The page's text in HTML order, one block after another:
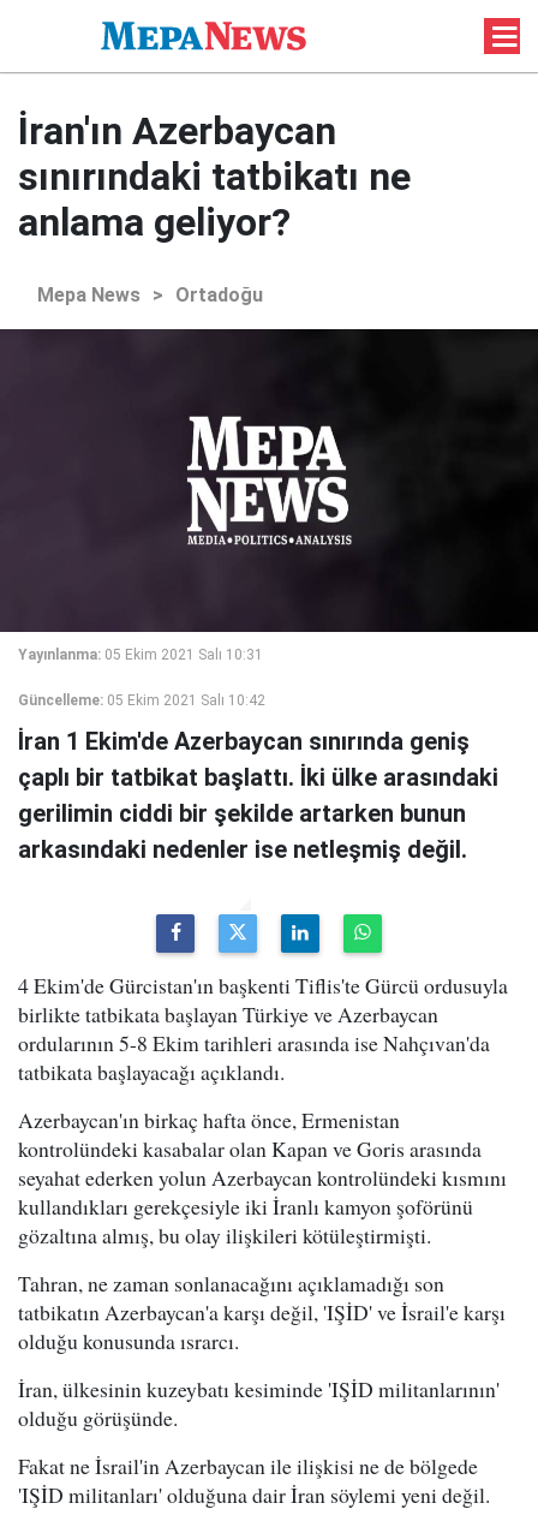
İran'ın Azerbaycan
sınırındaki tatbikatı ne
anlama geliyor?
Mepa News > Ortadoğu
Yayınlanma: 05 Ekim 2021 Salı 10:31
Güncelleme: 05 Ekim 2021 Salı 10:42
İran 1 Ekim'de Azerbaycan sınırında geniş
çaplı bir tatbikat başlattı. İki ülke arasındaki
gerilimin ciddi bir şekilde artarken bunun
arkasındaki nedenler ise netleşmiş değil.
4 Ekim'de Gürcistan'ın başkenti Tiflis'te Gürcü ordusuyla
birlikte tatbikata başlayan Türkiye ve Azerbaycan
ordularının 5-8 Ekim tarihleri arasında ise Nahçıvan'da
tatbikata başlayacağı açıklandı.
Azerbaycan'ın birkaç hafta önce, Ermenistan
kontrolündeki kasabalar olan Kapan ve Goris arasında
seyahat ederken yolun Azerbaycan kontrolündeki kısmını
kullandıkları gerekçesiyle iki İranlı kamyon şoförünü
gözaltına almış, bu olay ilişkileri kötüleştirmişti.
Tahran, ne zaman sonlanacağını açıklamadığı son
tatbikatın Azerbaycan'a karşı değil, 'IŞİD' ve İsrail'e karşı
olduğu konusunda ısrarcı.
İran, ülkesinin kuzeybatı kesiminde 'IŞİD militanlarının'
olduğu görüşünde.
Fakat ne İsrail'in Azerbaycan ile ilişkisi ne de bölgede
'IŞİD militanları' olduğuna dair İran söylemi yeni değil.